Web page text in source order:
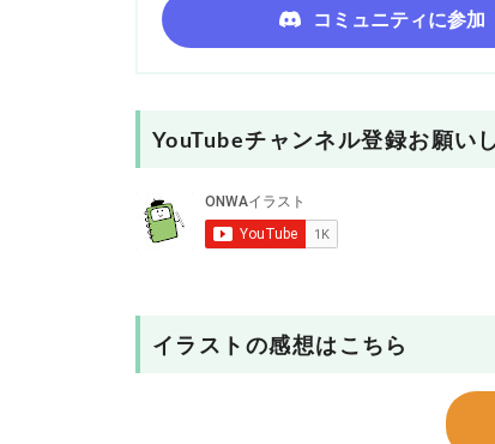
コミュニティに参加
YouTubeチャンネル登録お願い
イラストの感想はこちら